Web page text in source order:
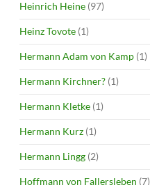
Heinrich Heine (97)
Heinz Tovote (1)
Hermann Adam von Kamp (1)
Hermann Kirchner? (1)
Hermann Kletke (1)
Hermann Kurz (1)
Hermann Lingg (2)
Hoffmann von Fallersleben (7)